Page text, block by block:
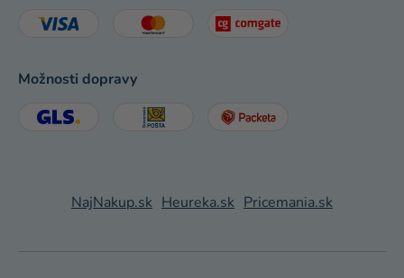
Možnosti dopravy
NajNakup.sk Heureka.sk Pricemania.sk